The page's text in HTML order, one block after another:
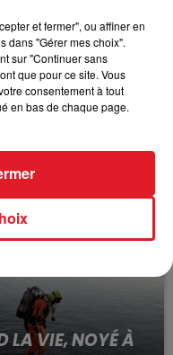
HOMICIDE
LA VIE, NOYÉ À
et fermer", ou affiner en
dans "Gérer mes choix".
sur "Continuer sans
que pour ce site. Vous
consentement à tout
en bas de chaque page.